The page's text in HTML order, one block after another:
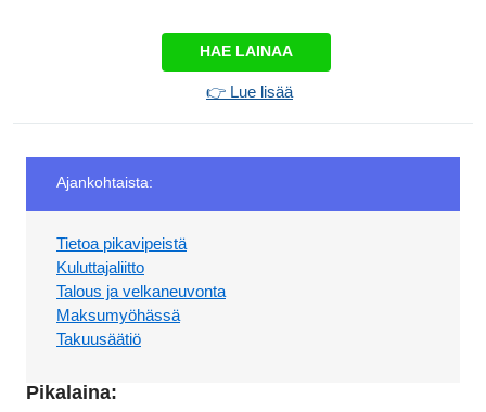
HAE LAINAA
👉 Lue lisää
Ajankohtaista:
Tietoa pikavipeistä
Kuluttajaliitto
Talous ja velkaneuvonta
Maksumyöhässä
Takuusäätiö
Pikalaina: